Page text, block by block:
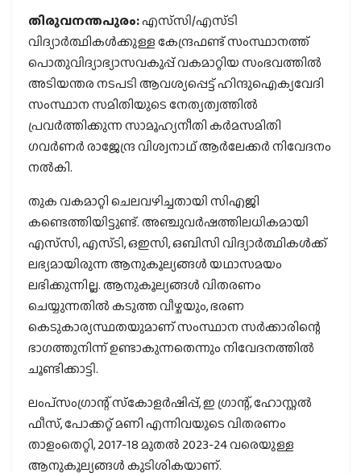
തിരുവനന്തപുരം:എസ്‌സി/എസ്ടി
വിദ്യാര്‍ത്ഥികള്‍ക്കുള്ള കേന്ദ്രഫണ്ട് സംസ്ഥാനത്ത്
പൊതുവിദ്യാഭ്യാസവകുപ്പ് വകമാറ്റിയ സംഭവത്തില്‍
അടിയന്തര നടപടി ആവശ്യപ്പെട്ട് ഹിന്ദുഐക്യവേദി
സംസ്ഥാന സമിതിയുടെ നേത്യത്വത്തില്‍
പ്രവര്‍ത്തിക്കുന്ന സാമൂഹ്യനീതി കര്‍മസമിതി
ഗവര്‍ണര്‍ രാജേന്ദ്ര വിശ്വനാഥ് ആര്‍ലേക്കര്‍ നിവേദനം
നല്‍കി.
തുക വകമാറ്റി ചെലവഴിച്ചതായി സിഎജി
കണ്ടെത്തിയിട്ടുണ്ട്. അഞ്ചുവര്‍ഷത്തിലധികമായി
എസ്‌സി, എസ്ടി, ഒഇസി, ഒബിസി വിദ്യാര്‍ത്ഥികള്‍ക്ക്
ലഭ്യമായിരുന്ന ആനുകൂല്യങ്ങള്‍ യഥാസമയം
ലഭിക്കുന്നില്ല. ആനുകൂല്യങ്ങള്‍ വിതരണം
ചെയ്യുന്നതില്‍ കടുത്ത വീഴ്ചയും, ഭരണ
കെടുകാര്യസ്ഥതയുമാണ് സംസ്ഥാന സര്‍ക്കാരിന്റെ
ഭാഗത്തുനിന്ന് ഉണ്ടാകുന്നതെന്നും നിവേദനത്തില്‍
ചൂണ്ടിക്കാട്ടി.
ലംപ്‌സംഗ്രാന്റ് സ്‌കോളര്‍ഷിപ്പ്, ഇ ഗ്രാന്റ്, ഹോസ്റ്റല്‍
ഫീസ്, പോക്കറ്റ് മണി എന്നിവയുടെ വിതരണം
താളംതെറ്റി, 2017-18 മുതല്‍ 2023-24 വരെയുള്ള
ആനുകൂല്യങ്ങള്‍ കുടിശികയാണ്.